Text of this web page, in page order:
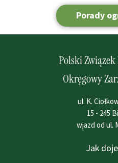
Porady
Jak
Polski
Okręgowy
ul. K.
15 - 245
wjazd od ul.